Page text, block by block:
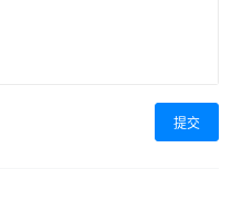
提交